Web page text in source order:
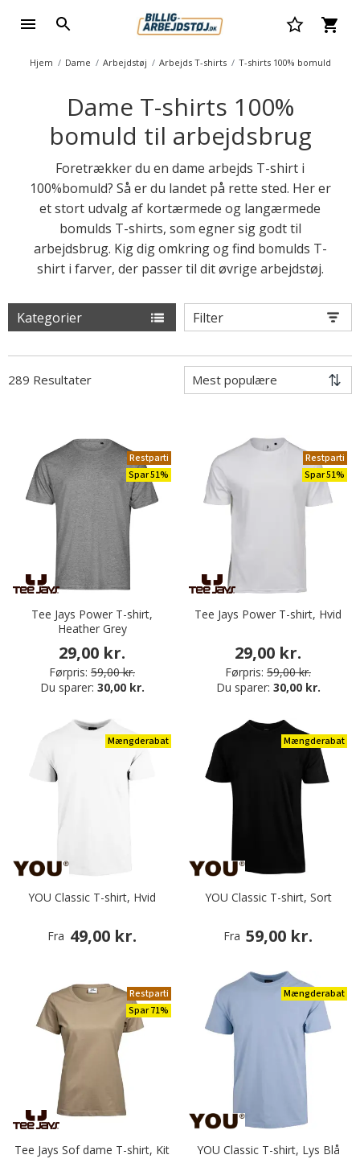
Hjem Dame Arbejdstøj Arbejds T-shirts T-shirts 100% bomuld
Dame T-shirts 100%
bomuld til arbejdsbrug
Foretrækker du en dame arbejds T-shirt i
100%bomuld? Så er du landet på rette sted. Her er
et stort udvalg af kortærmede og langærmede
bomulds T-shirts, som egner sig godt til
arbejdsbrug. Kig dig omkring og find bomulds T-
shirt i farver, der passer til dit øvrige arbejdstøj.
Kategorier Filter
289 Resultater
Restparti
Spar 51%
Tee Jays Power T-shirt,
Heather Grey
29,00 kr.
Førpris: 59,00 kr.
Du sparer: 30,00 kr.
Restparti
Spar 51%
Tee Jays Power T-shirt, Hvid
29,00 kr.
Førpris: 59,00 kr.
Du sparer: 30,00 kr.
Mængderabat
YOU Classic T-shirt, Hvid
Fra 49,00 kr.
Mængderabat
YOU Classic T-shirt, Sort
Fra 59,00 kr.
Restparti
Spar 71%
Tee Jays Sof dame T-shirt, Kit
Mængderabat
YOU Classic T-shirt, Lys Blå